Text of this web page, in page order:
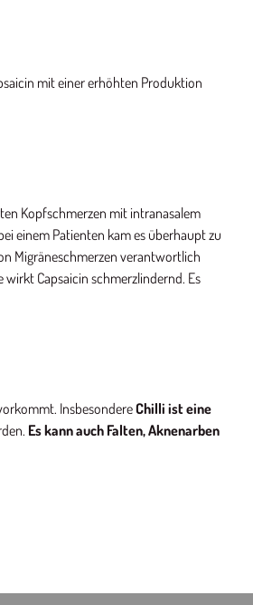
mit einer erhöhten Produktion
Kopfschmerzen mit intranasalem
einem Patienten kam es überhaupt zu
Migräneschmerzen verantwortlich
wirkt Capsaicin schmerzlindernd. Es
InsbesondereChilli ist eine
Es kann auch Falten, Aknenarben